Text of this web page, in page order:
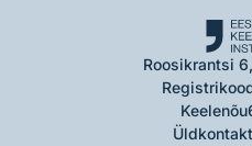
Roosikrantsi
Keelenõu
Üldkontakt